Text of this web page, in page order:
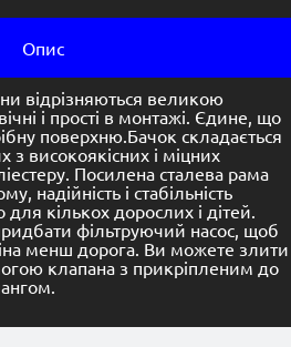
Опис
відрізняються великою
і прості в монтажі. Єдине, що
поверхню.Бачок складається
з високоякісних і міцних
Посилена сталева рама
надійність і стабільність
кількох дорослих і дітей.
фільтруючий насос, щоб
менш дорога. Ви можете злити
клапана з прикріпленим до